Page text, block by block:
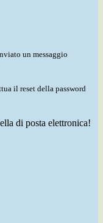
un messaggio
il reset della password
di posta elettronica!